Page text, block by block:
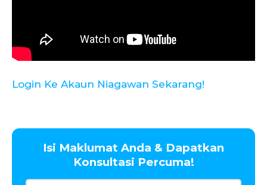
Login Ke Akaun Niagawan Sekarang!
Isi Maklumat Anda & Dapatkan
Konsultasi Percuma!